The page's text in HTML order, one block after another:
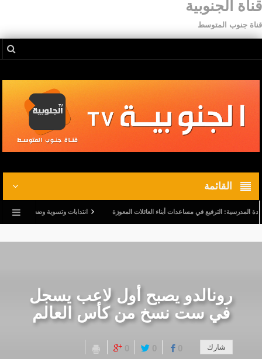
قناة الجنوبية
قناة جنوب المتوسط
القائمة
الترفيع في مساعدات أبناء العائلات المعوزة انتدابات وتسوية وضعيات.. وترفيع في
رونالدو يصبح أول لاعب يسجل
في ست نسخ من كأس العالم
شارك 0
0
0